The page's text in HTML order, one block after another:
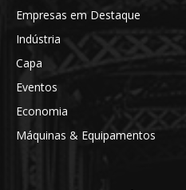
Empresas em Destaque
Indústria
Capa
Eventos
Economia
Máquinas & Equipamentos